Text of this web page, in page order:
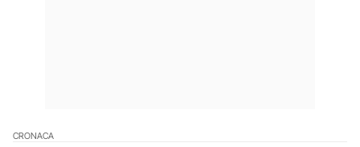
CRONACA